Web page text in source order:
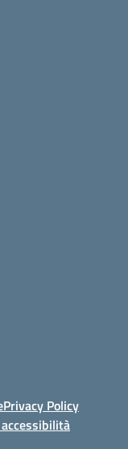
Privacy Policy